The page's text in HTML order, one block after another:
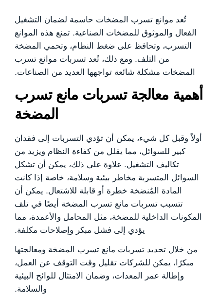
تُعد موانع تسرب المضخات حاسمة لضمان التشغيل
الفعال والموثوق للمضخات الصناعية. تمنع هذه الموانع
التسرب، وتحافظ على ضغط النظام، وتحمي المضخة
من التلف. ومع ذلك، تُعد تسربات موانع تسرب
المضخات مشكلة شائعة تواجهها العديد من الصناعات.
أهمية معالجة تسربات مانع تسرب
المضخة
أولاً وقبل كل شيء، يمكن أن تؤدي التسربات إلى فقدان
كبير للسوائل، مما يقلل من كفاءة النظام ويزيد من
تكاليف التشغيل. علاوة على ذلك، يمكن أن تشكل
السوائل المتسربة مخاطر بيئية وسلامة، خاصة إذا كانت
المادة المُنضخة خطرة أو قابلة للاشتعال. يمكن أن
تتسبب تسربات مانع تسرب المضخة أيضًا في تلف
المكونات الداخلية للمضخة، مثل المحامل والأعمدة، مما
يؤدي إلى فشل مبكر وإصلاحات مكلفة.
من خلال تحديد تسربات مانع تسرب المضخة ومعالجتها
مبكرًا، يمكن للشركات تقليل وقت التوقف عن العمل،
وإطالة عمر المعدات، وضمان الامتثال للوائح البيئية
والسلامة.